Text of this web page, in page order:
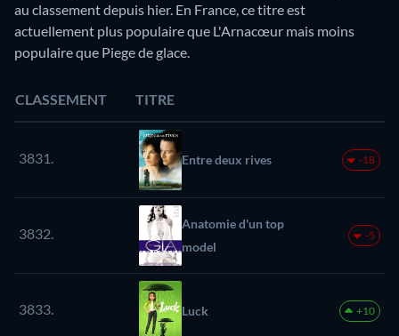
au classement depuis hier. En France, ce titre est
actuellement plus populaire que L'Arnacœur mais moins
populaire que Piege de glace.
CLASSEMENT TITRE
3831. Entre deux rives -18
3832.
Anatomie d'un top
model
-5
3833. Luck +10